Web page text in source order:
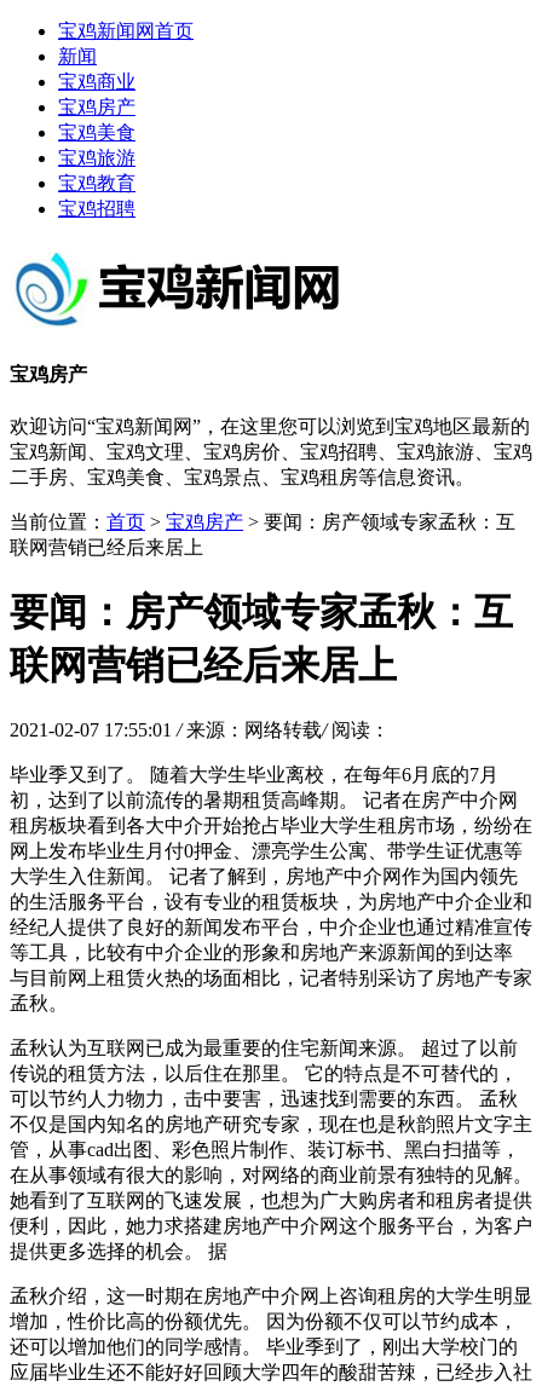
宝鸡新闻网首页
新闻
宝鸡商业
宝鸡房产
宝鸡美食
宝鸡旅游
宝鸡教育
宝鸡招聘
宝鸡房产
欢迎访问“宝鸡新闻网”，在这里您可以浏览到宝鸡地区最新的
宝鸡新闻、宝鸡文理、宝鸡房价、宝鸡招聘、宝鸡旅游、宝鸡
二手房、宝鸡美食、宝鸡景点、宝鸡租房等信息资讯。
当前位置： 首页 > 宝鸡房产 > 要闻：房产领域专家孟秋：互
联网营销已经后来居上
要闻：房产领域专家孟秋：互
联网营销已经后来居上
2021-02-07 17:55:01/ 来源：网络转载/ 阅读：
毕业季又到了。 随着大学生毕业离校，在每年6月底的7月
初，达到了以前流传的暑期租赁高峰期。 记者在房产中介网
租房板块看到各大中介开始抢占毕业大学生租房市场，纷纷在
网上发布毕业生月付0押金、漂亮学生公寓、带学生证优惠等
大学生入住新闻。 记者了解到，房地产中介网作为国内领先
的生活服务平台，设有专业的租赁板块，为房地产中介企业和
经纪人提供了良好的新闻发布平台，中介企业也通过精准宣传
等工具，比较有中介企业的形象和房地产来源新闻的到达率
与目前网上租赁火热的场面相比，记者特别采访了房地产专家
孟秋。
孟秋认为互联网已成为最重要的住宅新闻来源。 超过了以前
传说的租赁方法，以后住在那里。 它的特点是不可替代的，
可以节约人力物力，击中要害，迅速找到需要的东西。 孟秋
不仅是国内知名的房地产研究专家，现在也是秋韵照片文字主
管，从事cad出图、彩色照片制作、装订标书、黑白扫描等，
在从事领域有很大的影响，对网络的商业前景有独特的见解。
她看到了互联网的飞速发展，也想为广大购房者和租房者提供
便利，因此，她力求搭建房地产中介网这个服务平台，为客户
提供更多选择的机会。 据
孟秋介绍，这一时期在房地产中介网上咨询租房的大学生明显
增加，性价比高的份额优先。 因为份额不仅可以节约成本，
还可以增加他们的同学感情。 毕业季到了，刚出大学校门的
应届毕业生还不能好好回顾大学四年的酸甜苦辣，已经步入社